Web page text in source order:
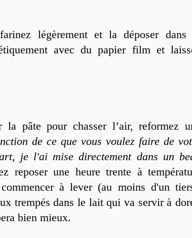
légèrement et la déposer dans
avec du papier film et
la pâte pour chasser l’air, reformez
de ce que vous voulez faire de
je l'ai mise directement dans un
reposer une heure trente à
à lever (au moins d'un
trempés dans le lait qui va servir à
bien mieux.